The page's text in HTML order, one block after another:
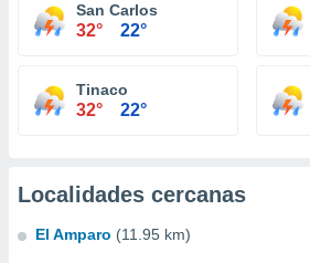
San Carlos
32° 22°
Tinaco
32° 22°
Localidades cercanas
El Amparo (11.95 km)